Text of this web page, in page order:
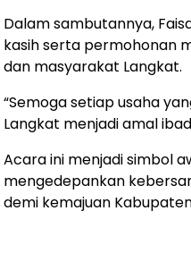
Dalam sambutannya,
kasih serta permohonan
dan masyarakat Langkat.
“Semoga setiap usaha
Langkat menjadi amal
Acara ini menjadi simbol
mengedepankan
demi kemajuan